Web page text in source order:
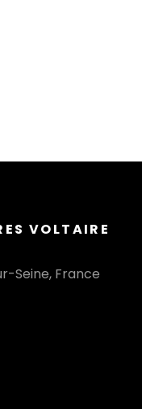
VOLTAIRE
Seine, France